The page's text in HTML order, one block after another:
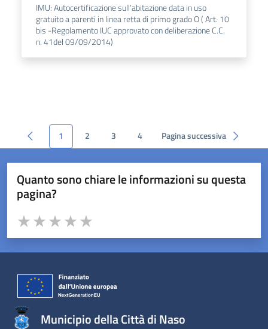
IMU: Autocertificazione sull’abitazione data in uso
gratuito a parenti in linea retta di primo grado O ( Art. 10
bis -Regolamento IUC approvato con deliberazione C.C.
n. 41del 09/09/2014)
1 2 3 4 Pagina successiva
Quanto sono chiare le informazioni su questa
pagina?
Valuta da 1 a 5 stelle la pagina
Valuta 5 stelle su 5
Valuta 4 stelle su 5
Valuta 3 stelle su 5
Valuta 2 stelle su 5
Valuta 1 stelle su 5
Municipio della Città di Naso